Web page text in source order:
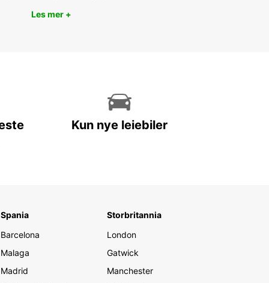
Les mer +
Kun nye leiebiler
Spania
Barcelona
Malaga
Madrid
Storbritannia
London
Gatwick
Manchester